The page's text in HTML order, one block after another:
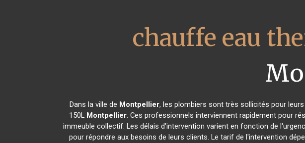
chauffe eau
Dans la ville de Montpellier, les plombiers sont très sollicités pour
150L Montpellier. Ces professionnels interviennent rapidement pour
immeuble collectif. Les délais d'intervention varient en fonction de
pour répondre aux besoins de leurs clients. Le tarif de l'intervention